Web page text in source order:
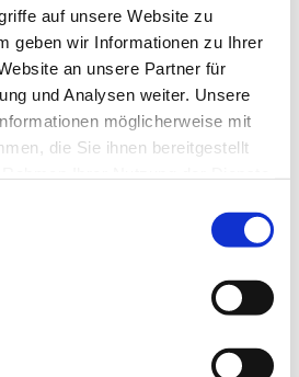
auf unsere Website zu
geben wir Informationen zu Ihrer
an unsere Partner für
und Analysen weiter. Unsere
möglicherweise mit
die Sie ihnen bereitgestellt